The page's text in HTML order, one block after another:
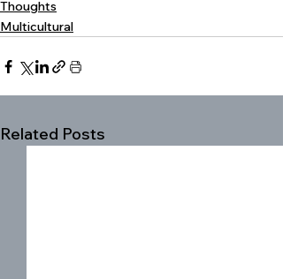
Thoughts
Multicultural
Related Posts